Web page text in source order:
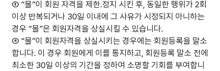
③ “몰”이 회원 자격을 제한.정지 시킨 후, 동일한 행위가 2회
이상 반복되거나 30일 이내에 그 사유가 시정되지 아니하는
경우 “몰”은 회원자격을 상실시킬 수 있습니다.
④ “몰”이 회원자격을 상실시키는 경우에는 회원등록을 말소
합니다. 이 경우 회원에게 이를 통지하고, 회원등록 말소 전에
최소한 30일 이상의 기간을 정하여 소명할 기회를 부여합니